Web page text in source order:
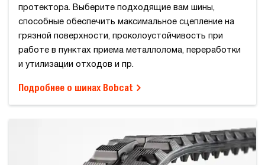
протектора. Выберите подходящие вам шины,
способные обеспечить максимальное сцепление на
грязной поверхности, проколоустойчивость при
работе в пунктах приема металлолома, переработки
и утилизации отходов и пр.
Подробнее о шинах Bobcat